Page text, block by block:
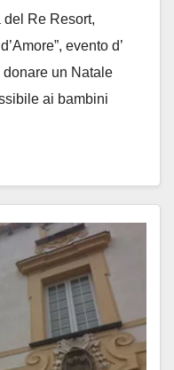
Re Resort,
evento d’
un Natale
ai bambini